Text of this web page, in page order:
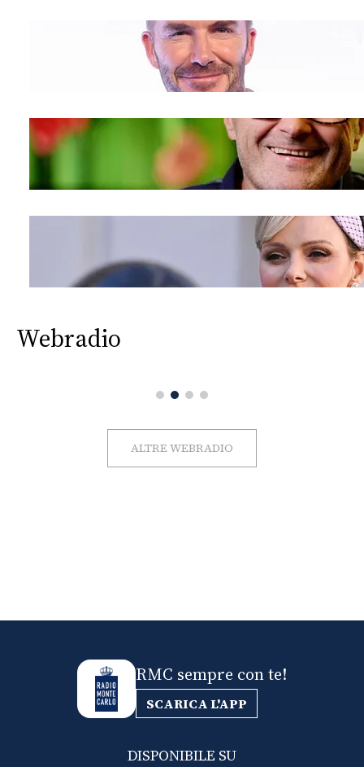
Webradio
ALTRE WEBRADIO
RMC sempre con te!
SCARICA L'APP
DISPONIBILE SU